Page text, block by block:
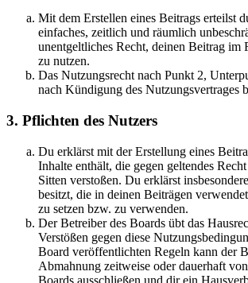
Mit dem Erstellen eines Beitrags erteilst
einfaches, zeitlich und räumlich
unentgeltliches Recht, deinen Beitrag im
zu nutzen.
Das Nutzungsrecht nach Punkt 2,
nach Kündigung des Nutzungsvertrages
3. Pflichten des Nutzers
Du erklärst mit der Erstellung eines
Inhalte enthält, die gegen geltendes
Sitten verstoßen. Du erklärst
besitzt, die in deinen Beiträgen
zu setzen bzw. zu verwenden.
Der Betreiber des Boards übt das
Verstößen gegen diese
Board veröffentlichten Regeln kann der
Abmahnung zeitweise oder dauerhaft
Boards ausschließen und dir ein